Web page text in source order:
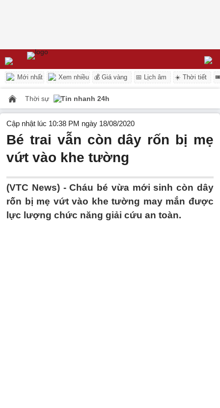
Mới nhất Xem nhiều 💰 Giá vàng 📅 Lịch âm ☀️ Thời tiết
Thời sự Tin nhanh 24h
Cập nhật lúc 10:38 PM ngày 18/08/2020
Bé trai vẫn còn dây rốn bị mẹ
vứt vào khe tường
(VTC News) -Cháu bé vừa mới sinh còn dây
rốn bị mẹ vứt vào khe tường may mắn được
lực lượng chức năng giải cứu an toàn.